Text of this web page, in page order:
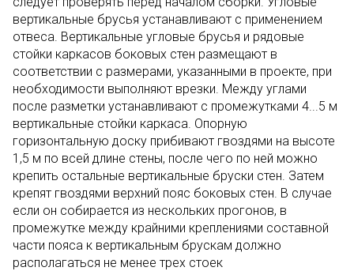
вертикальные брусья устанавливают с применением
отвеса. Вертикальные угловые брусья и рядовые
стойки каркасов боковых стен размещают в
соответствии с размерами, указанными в проекте, при
необходимости выполняют врезки. Между углами
после разметки устанавливают с промежутками 4...5 м
вертикальные стойки каркаса. Опорную
горизонтальную доску прибивают гвоздями на высоте
1,5 м по всей длине стены, после чего по ней можно
крепить остальные вертикальные бруски стен. Затем
крепят гвоздями верхний пояс боковых стен. В случае
если он собирается из нескольких прогонов, в
промежутке между крайними креплениями составной
части пояса к вертикальным брускам должно
располагаться не менее трех стоек